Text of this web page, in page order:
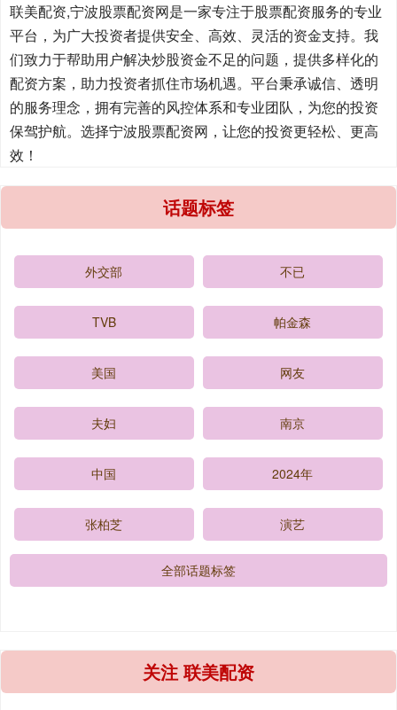
联美配资,宁波股票配资网是一家专注于股票配资服务的专业
平台，为广大投资者提供安全、高效、灵活的资金支持。我
们致力于帮助用户解决炒股资金不足的问题，提供多样化的
配资方案，助力投资者抓住市场机遇。平台秉承诚信、透明
的服务理念，拥有完善的风控体系和专业团队，为您的投资
保驾护航。选择宁波股票配资网，让您的投资更轻松、更高
效！
话题标签
外交部 不已
TVB 帕金森
美国 网友
夫妇 南京
中国 2024年
张柏芝 演艺
全部话题标签
关注 联美配资